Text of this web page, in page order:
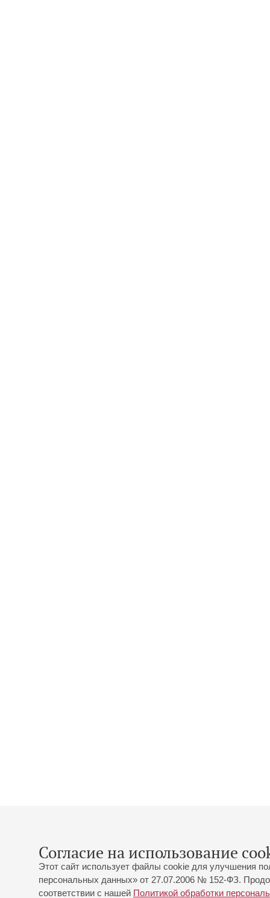
Согласие на использование
Этот сайт использует файлы cookie для улучшения
персональных данных» от 27.07.2006 № 152-ФЗ.
соответствии с нашей Политикой обработки